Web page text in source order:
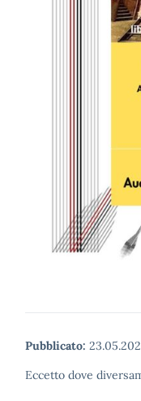
Pubblicato:
Eccetto dove